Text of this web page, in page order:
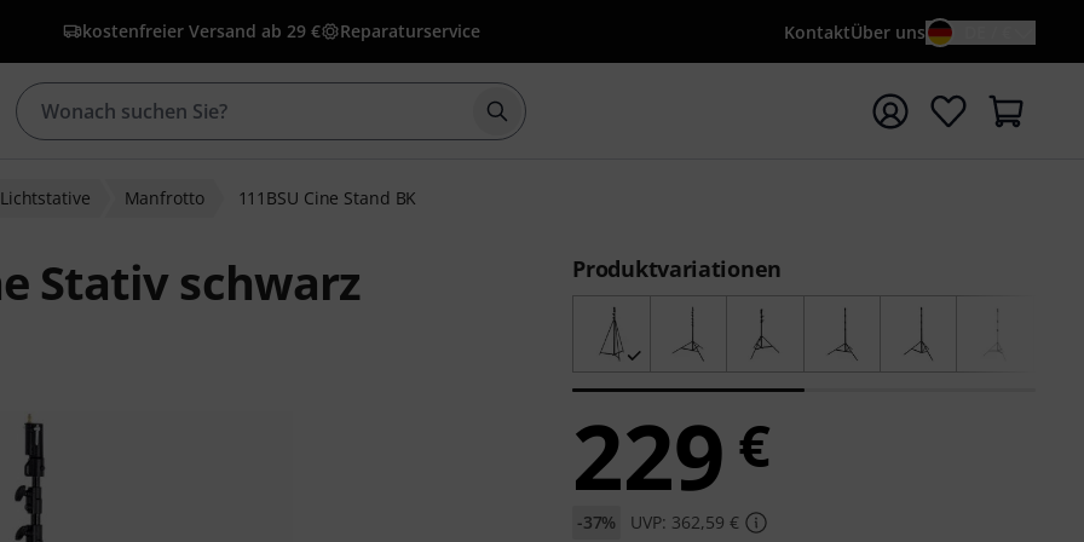
kostenfreier Versand ab 29 € Reparaturservice KontaktÜber uns
Suche mit Suchwort {searchTerm} starten
Lichtstative Manfrotto 111BSU Cine Stand BK
Stativ schwarz Produktvariationen
229 €
-37%
UVP: 362,59 €